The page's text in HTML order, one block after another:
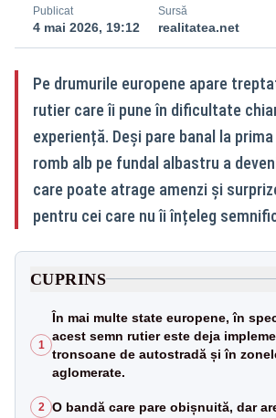
Publicat
4 mai 2026, 19:12
Sursă
realitatea.net
Pe drumurile europene apare
rutier care îi pune în dificultate
experiență. Deși pare banal la
romb alb pe fundal albastru a
care poate atrage amenzi și
pentru cei care nu îi înțeleg
CUPRINS
1
În mai multe state europene, în
acest semn rutier este deja
tronsoane de autostradă și în
aglomerate.
2 O bandă care pare obișnuită, dar